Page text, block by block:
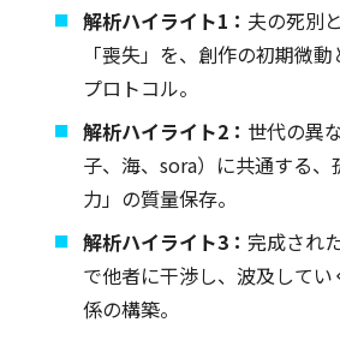
解析ハイライト1： 夫の死別
「喪失」を、創作の初期微
プロトコル。
解析ハイライト2： 世代の異
子、海、sora）に共通する、
力」の質量保存。
解析ハイライト3： 完成され
で他者に干渉し、波及して
係の構築。